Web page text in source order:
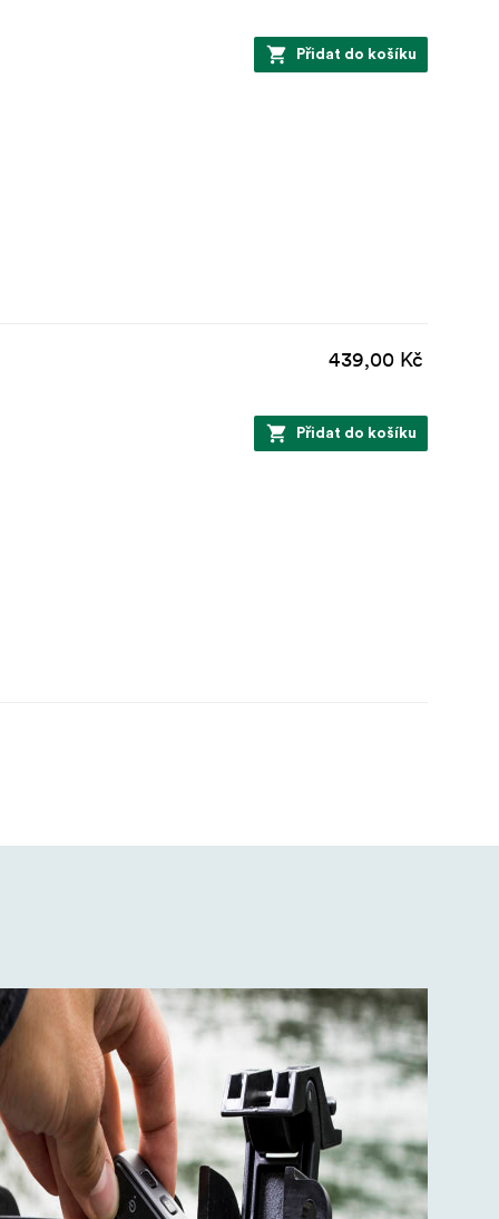
Přidat do košíku
439,00 Kč
Přidat do košíku